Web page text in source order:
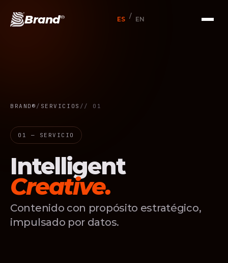
Brand® ES / EN
BRAND® / SERVICIOS / / 01
01 — SERVICIO
Intelligent
Creative.
Contenido con propósito estratégico,
impulsado por datos.